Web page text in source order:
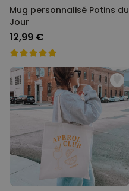
Mug personnalisé Potins du
Jour
12,99 €